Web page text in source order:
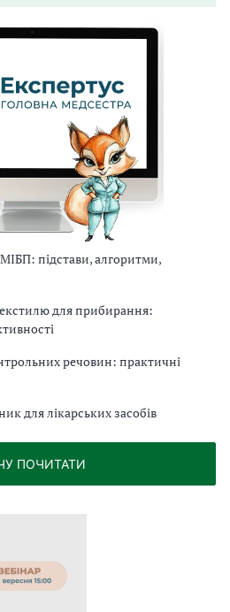
підстави, алгоритми,
для прибирання:
речовин: практичні
для лікарських засобів
ПОЧИТАТИ